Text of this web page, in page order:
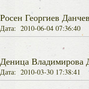
Росен Георгиев
Дата: 2010-06-04 07:36:40
Деница Владимирова
Дата: 2010-03-30 17:38:41